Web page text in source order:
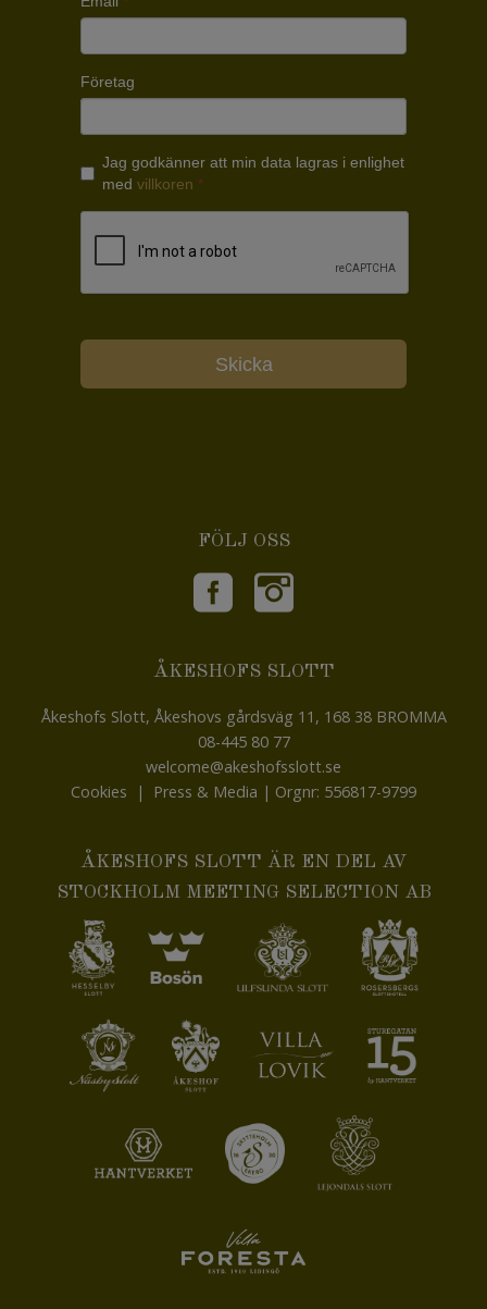
FÖLJ OSS
ÅKESHOFS SLOTT
Åkeshofs Slott, Åkeshovs gårdsväg 11, 168 38 BROMMA
08-445 80 77
welcome@akeshofsslott.se
Cookies | Press & Media | Orgnr: 556817-9799
ÅKESHOFS SLOTT ÄR EN DEL AV
STOCKHOLM MEETING SELECTION AB